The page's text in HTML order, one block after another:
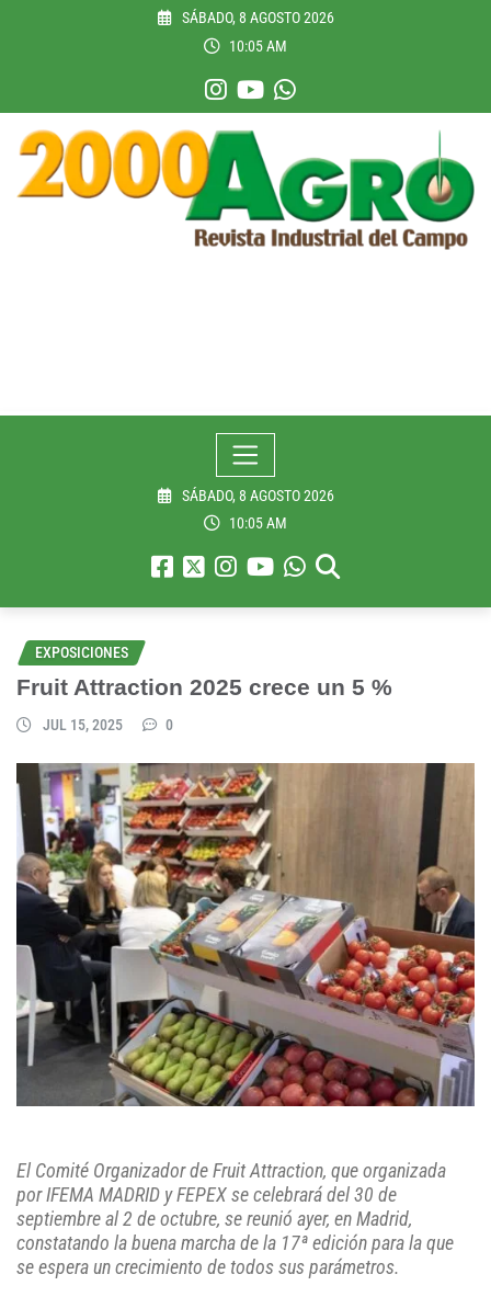
SÁBADO, 8 AGOSTO 2026
10:05 AM
SÁBADO, 8 AGOSTO 2026
10:05 AM
EXPOSICIONES
Fruit Attraction 2025 crece un 5 %
JUL 15, 2025 0
El Comité Organizador de Fruit Attraction, que organizada
por IFEMA MADRID y FEPEX se celebrará del 30 de
septiembre al 2 de octubre, se reunió ayer, en Madrid,
constatando la buena marcha de la 17ª edición para la que
se espera un crecimiento de todos sus parámetros.